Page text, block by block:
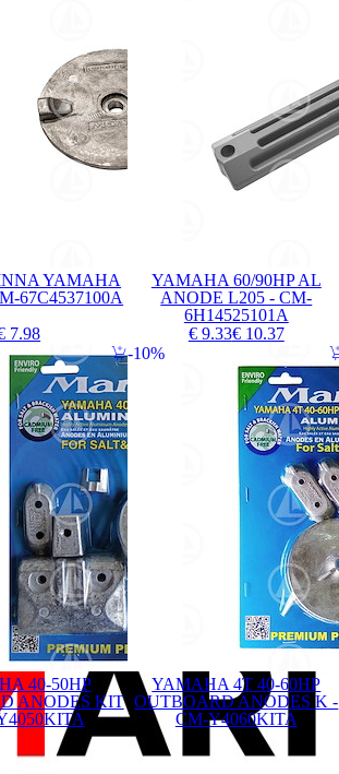
YAMAHA
67C4537100A
7.98
YAMAHA 60/90HP AL
ANODE L205 - CM-
6H14525101A
€ 9.33€ 10.37
40-50HP
ANODES KIT
YAMAHA 4T 40-60HP
OUTBOARD ANODES K -
CM-Y4060KITA
10%